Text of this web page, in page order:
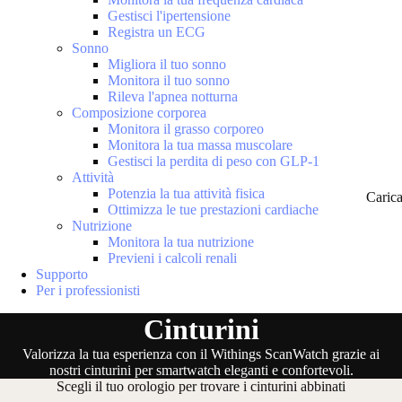
Gestisci l'ipertensione
Registra un ECG
Sonno
Migliora il tuo sonno
Monitora il tuo sonno
Rileva l'apnea notturna
Composizione corporea
Monitora il grasso corporeo
Monitora la tua massa muscolare
Gestisci la perdita di peso con GLP-1
Attività
Potenzia la tua attività fisica
Ottimizza le tue prestazioni cardiache
Nutrizione
Monitora la tua nutrizione
Previeni i calcoli renali
Supporto
Per i professionisti
Cinturini
Valorizza la tua esperienza con il Withings ScanWatch grazie ai
nostri cinturini per smartwatch eleganti e confortevoli.
Scegli il tuo orologio per trovare i cinturini abbinati